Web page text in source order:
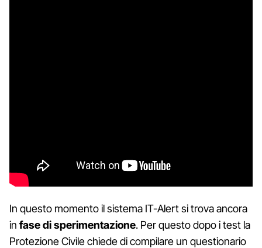
In questo momento il sistema IT-Alert si trova ancora
in fase di sperimentazione. Per questo dopo i test la
Protezione Civile chiede di compilare un questionario